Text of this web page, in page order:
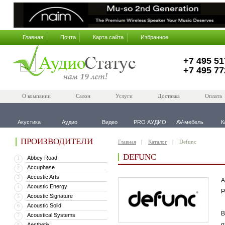
Главная Почта Карта сайта Избранное
+7 495
+7 495
О компании Салон Услуги Доставка Оплата
Акустика Аудио Видео PRO АУДИО AV-мебель
ПРОИЗВОДИТЕЛИ
1 Abbey Road
2 Accuphase
3 Accustic Arts
4 Acoustic Energy
5 Acoustic Signature
6 Acoustic Solid
7 Acoustical Systems
Главная Каталог Defunc
DEFUNC